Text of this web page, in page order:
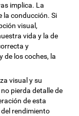
implica. La
la conducción. Si
visual,
vida y la de
y
de los coches, la
visual y su
pierda detalle de
de esta
rendimiento